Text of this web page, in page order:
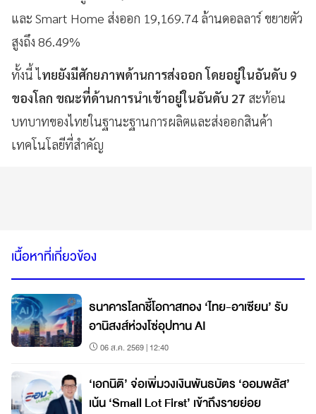
และ Smart Home ส่งออก 19,169.74 ล้านดอลลาร์ ขยายตัว
สูงถึง 86.49%
ทั้งนี้ ไทยยังมีศักยภาพด้านการส่งออก โดยอยู่ในอันดับ 9
ของโลก ขณะที่ด้านการนำเข้าอยู่ในอันดับ 27 สะท้อน
บทบาทของไทยในฐานะฐานการผลิตและส่งออกสินค้า
เทคโนโลยีที่สำคัญ
เนื้อหาที่เกี่ยวข้อง
ธนาคารโลกชี้โอกาสทอง ‘ไทย-อาเซียน’ รับ
อานิสงส์ห่วงโซ่อุปทาน AI
06 ส.ค. 2569 | 12:40
‘เอกนิติ’ จ่อเพิ่มวงเงินพันธบัตร ‘ออมพลัส’
เน้น ‘Small Lot First’ เข้าถึงรายย่อย